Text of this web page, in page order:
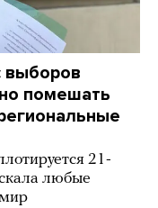
выборов
помешать
21-
любые